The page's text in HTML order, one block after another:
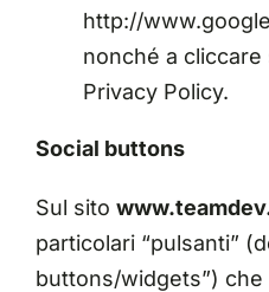
http://
nonché a
Privacy Policy.
Social buttons
Sul sito
particolari “pulsanti”
buttons/widgets”)